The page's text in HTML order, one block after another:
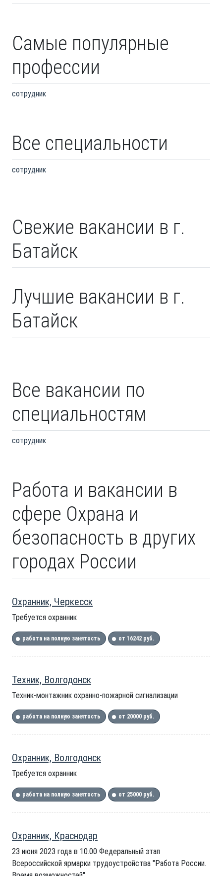
Самые популярные
профессии
сотрудник
Все специальности
сотрудник
Свежие вакансии в г.
Батайск
Лучшие вакансии в г.
Батайск
Все вакансии по
специальностям
сотрудник
Работа и вакансии в
сфере Охрана и
безопасность в других
городах России
Охранник, Черкесск
Требуется охранник
работа на полную занятость от 16242 руб.
Техник, Волгодонск
Техник-монтажник охранно-пожарной сигнализации
работа на полную занятость от 20000 руб.
Охранник, Волгодонск
Требуется охранник
работа на полную занятость от 25000 руб.
Охранник, Краснодар
23 июня 2023 года в 10.00 Федеральный этап
Всероссийской ярмарки трудоустройства "Работа России.